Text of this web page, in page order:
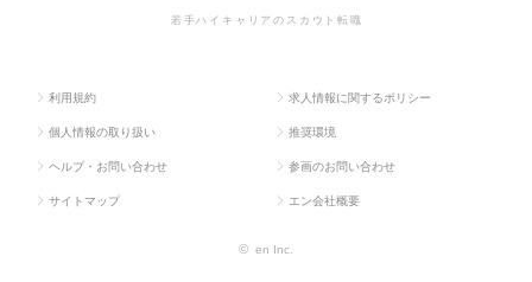
若手ハイキャリアのスカウト転職
利用規約 求人情報に関するポリシー
個人情報の取り扱い 推奨環境
ヘルプ・お問い合わせ 参画のお問い合わせ
サイトマップ エン会社概要
© en Inc.